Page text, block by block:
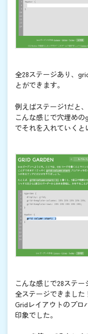
全28ステージあり、
とができます。
例えばステージ1だと、
こんな感じで穴埋め
でそれを入れていくと
こんな感じで28ステ
全ステージできました
Gridレイアウトのプロ
印象でした。